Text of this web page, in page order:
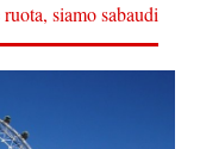
siamo sabaudi